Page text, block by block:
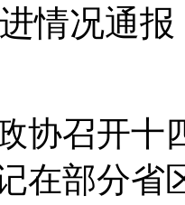
情况通
协召开十
在部分省